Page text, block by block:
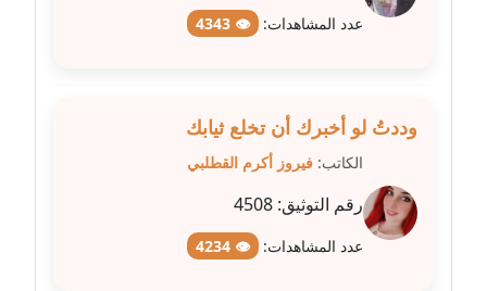
مدونة فاطمة الزهراء بناني
موقوف
عاملة
عدد المشاهدات: 👁 4343
وددتُ لو أخبرك أن تخلع ثيابك
الكاتب: فيروز أكرم القطلبي
رقم التوثيق: 4508
عدد المشاهدات: 👁 4234